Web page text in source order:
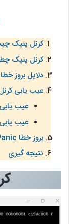
کرنل پنیک
کرنل پنیک
دلایل بروز
عیب یابی
عیب
عیب
بروز خطا Kernel Panic هنگام کار با سرور
نتیجه گیری